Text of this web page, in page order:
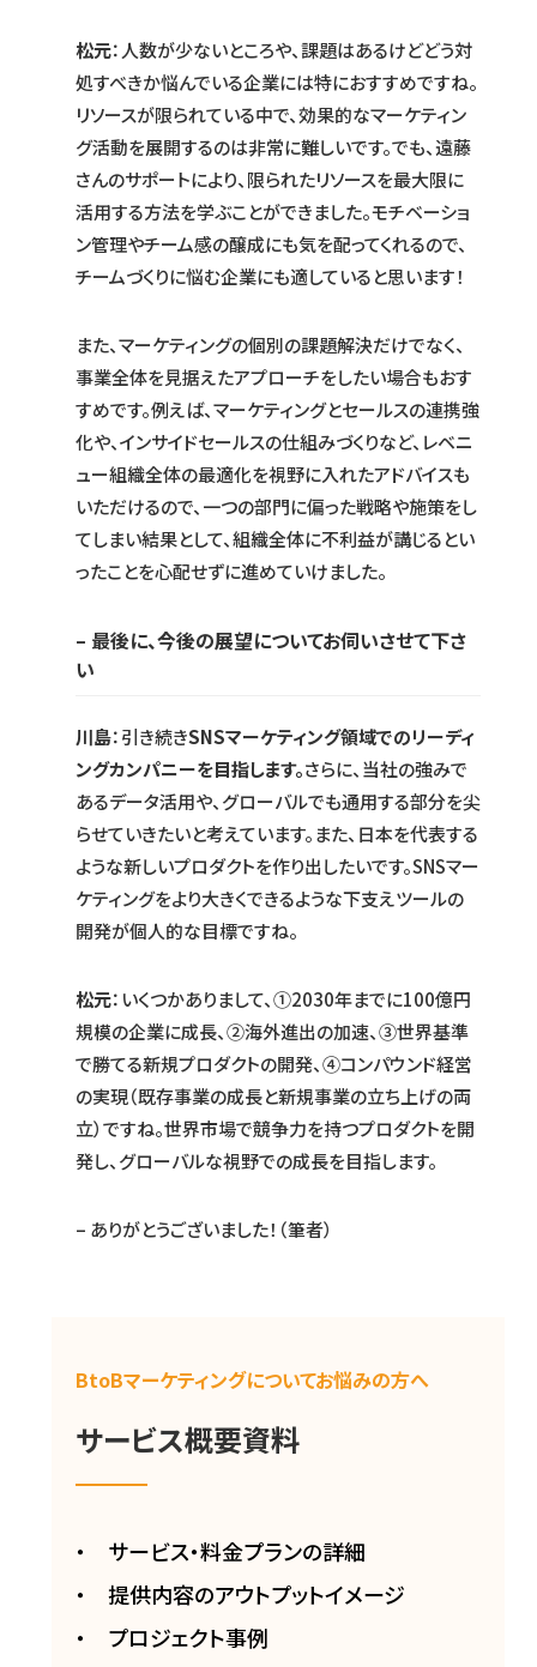
松元：人数が少ないところや、課題はあるけどどう対
処すべきか悩んでいる企業には特におすすめですね。
リソースが限られている中で、効果的なマーケティン
グ活動を展開するのは非常に難しいです。でも、遠藤
さんのサポートにより、限られたリソースを最大限に
活用する方法を学ぶことができました。モチベーショ
ン管理やチーム感の醸成にも気を配ってくれるので、
チームづくりに悩む企業にも適していると思います！
また、マーケティングの個別の課題解決だけでなく、
事業全体を見据えたアプローチをしたい場合もおす
すめです。例えば、マーケティングとセールスの連携強
化や、インサイドセールスの仕組みづくりなど、レベニ
ュー組織全体の最適化を視野に入れたアドバイスも
いただけるので、一つの部門に偏った戦略や施策をし
てしまい結果として、組織全体に不利益が講じるとい
ったことを心配せずに進めていけました。
– 最後に、今後の展望についてお伺いさせて下さ
い
川島：引き続きSNSマーケティング領域でのリーディ
ングカンパニーを目指します。さらに、当社の強みで
あるデータ活用や、グローバルでも通用する部分を尖
らせていきたいと考えています。また、日本を代表する
ような新しいプロダクトを作り出したいです。SNSマー
ケティングをより大きくできるような下支えツールの
開発が個人的な目標ですね。
松元：いくつかありまして、①2030年までに100億円
規模の企業に成長、②海外進出の加速、③世界基準
で勝てる新規プロダクトの開発、④コンパウンド経営
の実現（既存事業の成長と新規事業の立ち上げの両
立）ですね。世界市場で競争力を持つプロダクトを開
発し、グローバルな視野での成長を目指します。
– ありがとうございました！（筆者）
BtoBマーケティングについてお悩みの方へ
サービス概要資料
サービス・料金プランの詳細
提供内容のアウトプットイメージ
プロジェクト事例